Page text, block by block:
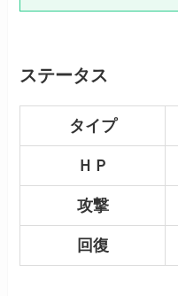
ステータス
タイプ
ＨＰ
攻撃
回復